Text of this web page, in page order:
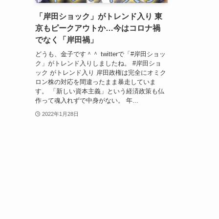
「岸田ショック」がトレンド入り 東
京もピークアウトか…今はコロナ禍
でなく「岸田禍」
どうも、金子です＾＾ twitterで「#岸田ショッ
ク」がトレンド入りしましたね。 #岸田ショ
ック がトレンド入り ​岸田政権は完全にオミク
ロン株の対応を間違ったまま暴走していま
す。 「新しい資本主義」という経済政策も仏
作って魂入れずで中身がない。 年...
2022年1月28日